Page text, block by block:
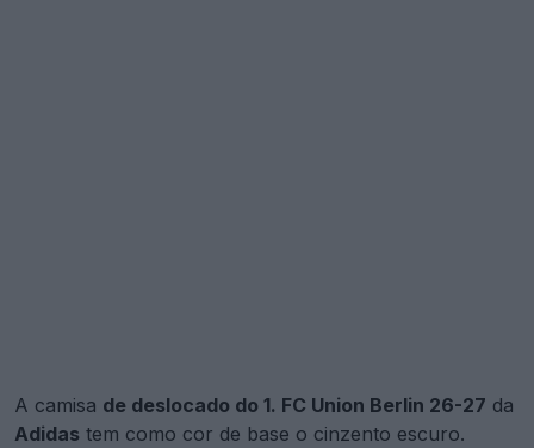
A camisa de deslocado do 1. FC Union Berlin 26-27 da
Adidas tem como cor de base o cinzento escuro.